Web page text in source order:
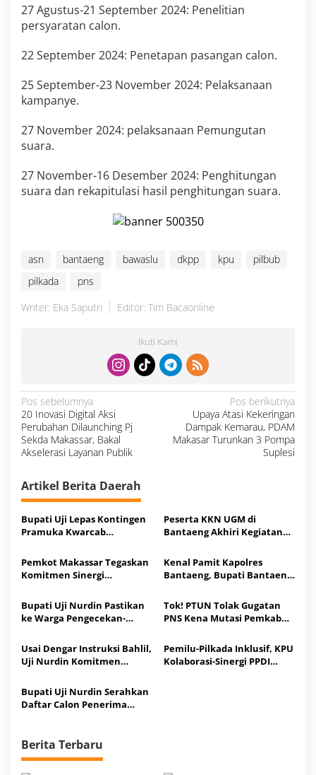
27 Agustus-21 September 2024: Penelitian
persyaratan calon.
22 September 2024: Penetapan pasangan calon.
25 September-23 November 2024: Pelaksanaan
kampanye.
27 November 2024: pelaksanaan Pemungutan
suara.
27 November-16 Desember 2024: Penghitungan
suara dan rekapitulasi hasil penghitungan suara.
asn bantaeng bawaslu dkpp kpu
pilbub
pilkada
pns
Writer: Eka Saputri
Editor: Tim Bacaonline
Ikuti Kami
N
a
v
i
g
a
s
i
Pos sebelumnya
20 Inovasi Digital Aksi
Perubahan Dilaunching Pj
Sekda Makassar, Bakal
Akselerasi Layanan Publik
Pos berikutnya
Upaya Atasi Kekeringan
Dampak Kemarau, PDAM
Makasar Turunkan 3 Pompa
Suplesi
Artikel Berita Daerah
Bupati Uji Lepas Kontingen
Pramuka Kwarcab
XII 2026
Peserta KKN UGM di
Bantaeng Akhiri Kegiatan
Kata Bupati Uji
Pemkot Makassar Tegaskan
Komitmen Sinergi
Kenal Pamit Kapolres
Bantaeng, Bupati Bantaeng
Kuat
Bupati Uji Nurdin Pastikan
ke Warga Pengecekan-
Bantaeng Gratis
Tok! PTUN Tolak Gugatan
PNS Kena Mutasi Pemkab
Putusannya
Usai Dengar Instruksi Bahlil,
Uji Nurdin Komitmen
Golkar
Pemilu-Pilkada Inklusif, KPU
Kolaborasi-Sinergi PPDI
Bupati Uji Nurdin Serahkan
Daftar Calon Penerima
Berita Terbaru